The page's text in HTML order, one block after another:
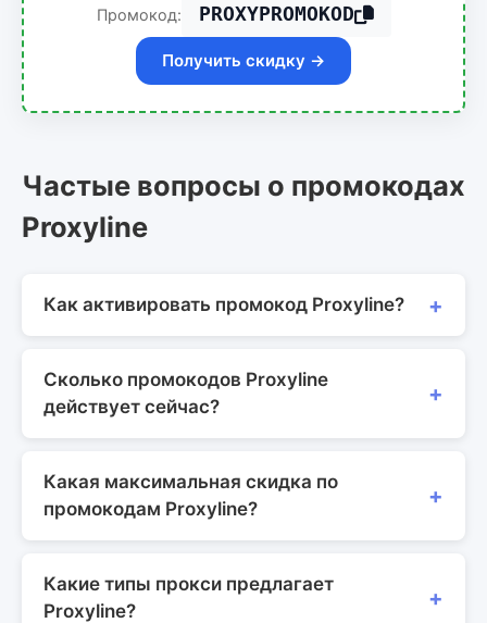
Промокод: PROXYPROMOKOD
Получить скидку →
Частые вопросы о промокодах
Proxyline
Как активировать промокод Proxyline?
Сколько промокодов Proxyline
действует сейчас?
Какая максимальная скидка по
промокодам Proxyline?
Какие типы прокси предлагает
Proxyline?